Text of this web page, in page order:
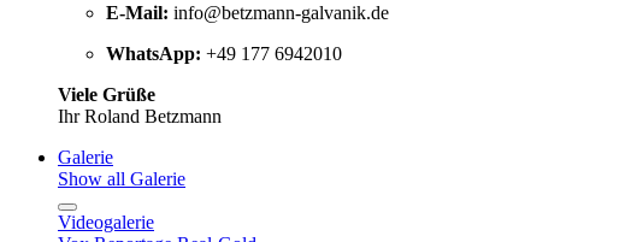
E-Mail: info@betzmann-galvanik.de
WhatsApp: +49 177 6942010
Viele Grüße
Ihr Roland Betzmann
Galerie
Show all Galerie
Videogalerie